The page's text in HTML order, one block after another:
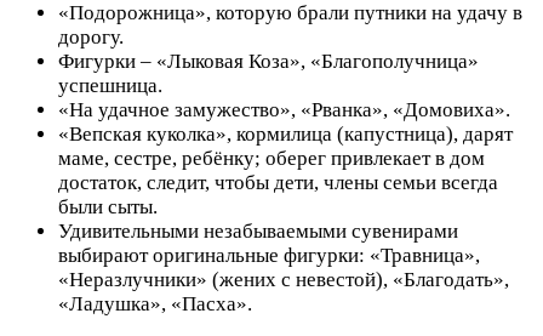
«Подорожница», которую брали путники на удачу в
дорогу.
Фигурки – «Лыковая Коза», «Благополучница»
успешница.
«На удачное замужество», «Рванка», «Домовиха».
«Вепская куколка», кормилица (капустница), дарят
маме, сестре, ребёнку; оберег привлекает в дом
достаток, следит, чтобы дети, члены семьи всегда
были сыты.
Удивительными незабываемыми сувенирами
выбирают оригинальные фигурки: «Травница»,
«Неразлучники» (жених с невестой), «Благодать»,
«Ладушка», «Пасха».